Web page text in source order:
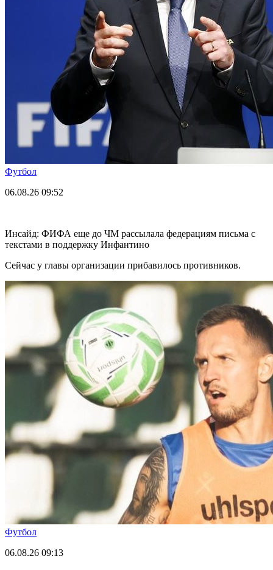
Футбол
06.08.26 09:52
Инсайд: ФИФА еще до ЧМ рассылала федерациям письма с
текстами в поддержку Инфантино
Сейчас у главы организации прибавилось противников.
Футбол
06.08.26 09:13